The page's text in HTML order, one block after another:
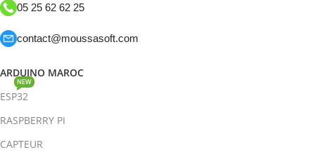
05 25 62 62 25
contact@moussasoft.com
ARDUINO MAROC
ESP32
NEW
RASPBERRY PI
CAPTEUR